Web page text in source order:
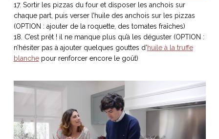
17. Sortir les pizzas du four et disposer les anchois sur
chaque part, puis verser l’huile des anchois sur les pizzas
(OPTION : ajouter de la roquette, des tomates fraîches)
18. C’est prêt ! il ne manque plus qu’à les déguster (OPTION :
n’hésiter pas à ajouter quelques gouttes d’huile à la truffe
blanchepour renforcer encore le goût)